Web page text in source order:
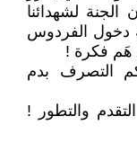
الجنة لشهدائنا
دخول الفردوس
هَم فكرة !
التصرف بدم
والتطور !